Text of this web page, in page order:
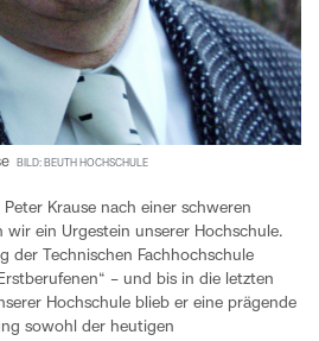
BILD: BEUTH HOCHSCHULE
Krause nach einer schweren
wir ein Urgestein unserer Hochschule.
der Technischen Fachhochschule
– und bis in die letzten
Hochschule blieb er eine prägende
sowohl der heutigen